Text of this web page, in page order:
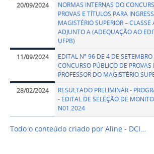
20/09/2024
NORMAS INTERNAS DO
PROVAS E TÍTULOS PARA
MAGISTÉRIO SUPERIOR – CLASSE
ADJUNTO A (ADEQUAÇÃO AO
UFPB)
11/09/2024
EDITAL Nº 96 DE 4 DE
CONCURSO PÚBLICO DE PROVAS
PROFESSOR DO MAGISTÉRIO
28/02/2024
RESULTADO PRELIMINAR -
- EDITAL DE SELEÇÃO DE
N01.2024
Todo o conteúdo criado por Aline - DCI…